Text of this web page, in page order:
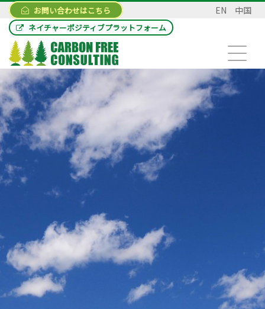
お問い合わせはこちら EN 中国
ネイチャーポジティブプラットフォーム
お知らせ